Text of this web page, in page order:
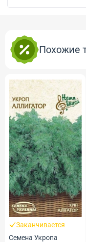
Похожие
Заканчивается
Семена Укропа